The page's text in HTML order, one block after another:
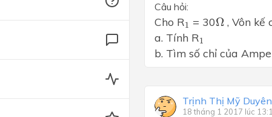
Câu hỏi:
Cho R1
1 = 30Ω
Ω, Vôn kế
a. Tính R1
1
b. Tìm số chỉ của
Trịnh Thị Mỹ Duyên
18 tháng 1 2017 lúc